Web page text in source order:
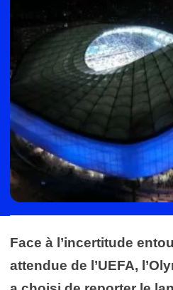
Face à l’incertitude
attendue de l’UEFA,